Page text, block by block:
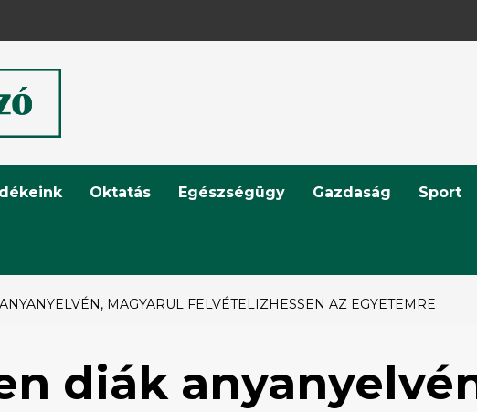
Oktatás Egészségügy Gazdaság Sport
MAGYARUL FELVÉTELIZHESSEN AZ EGYETEMRE
diák